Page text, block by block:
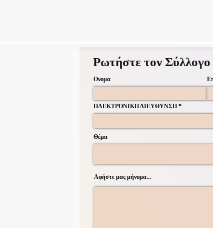
Ρωτήστε τον Σύλλογο
Ονομα
ΗΛΕΚΤΡΟΝΙΚΗ ΔΙΕΥΘΥΝΣΗ
Θέμα
Αφήστε μας μήνυμα...